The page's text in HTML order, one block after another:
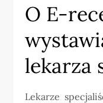
O E-
lekarza
Lekarze